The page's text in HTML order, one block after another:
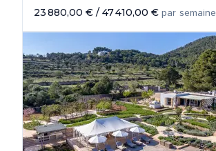
23 880,00 € / 47 410,00 € par semaine